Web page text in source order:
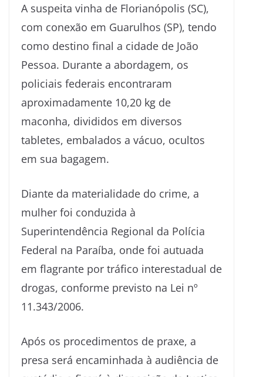
A suspeita vinha de Florianópolis (SC),
com conexão em Guarulhos (SP), tendo
como destino final a cidade de João
Pessoa. Durante a abordagem, os
policiais federais encontraram
aproximadamente 10,20 kg de
maconha, divididos em diversos
tabletes, embalados a vácuo, ocultos
em sua bagagem.
Diante da materialidade do crime, a
mulher foi conduzida à
Superintendência Regional da Polícia
Federal na Paraíba, onde foi autuada
em flagrante por tráfico interestadual de
drogas, conforme previsto na Lei nº
11.343/2006.
Após os procedimentos de praxe, a
presa será encaminhada à audiência de